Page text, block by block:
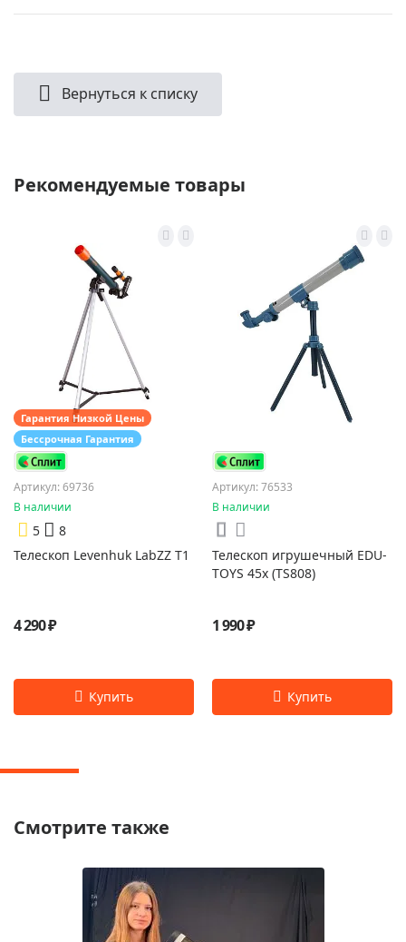
Вернуться к списку
Рекомендуемые товары
Гарантия Низкой Цены
Бессрочная Гарантия
Артикул: 69736
В наличии
5
8
Телескоп Levenhuk LabZZ T1
4 290 ₽
Артикул: 76533
В наличии
Телескоп игрушечный EDU-
TOYS 45x (TS808)
1 990 ₽
Смотрите также